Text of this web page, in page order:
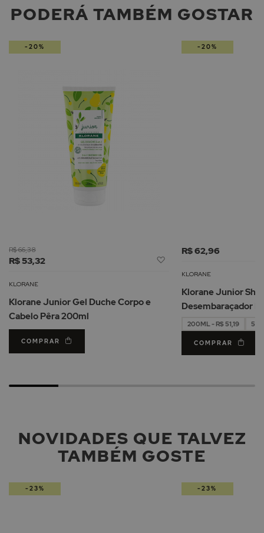
PODERÁ TAMBÉM GOSTAR
R$ 53,32
R$ 66,38
Desejos
KLORANE
Klorane Junior Gel Duche Corpo e
Cabelo Pêra 200ml
COMPRAR
-20%
R$ 62,96
KLORANE
Klorane Junior
Desembaraçador
200ML - R$ 51,19
COMPRAR
-20%
NOVIDADES QUE TALVEZ
TAMBÉM GOSTE
-23% -23%